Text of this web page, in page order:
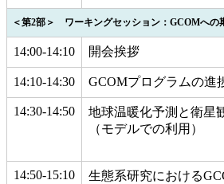
＜第2部＞ ワーキングセッション：GCOM
14:00-14:10 開会挨拶
14:10-14:30 GCOMプログラムの進
14:30-14:50
地球温暖化予測と衛星
（モデルでの利用）
14:50-15:10
生態系研究における